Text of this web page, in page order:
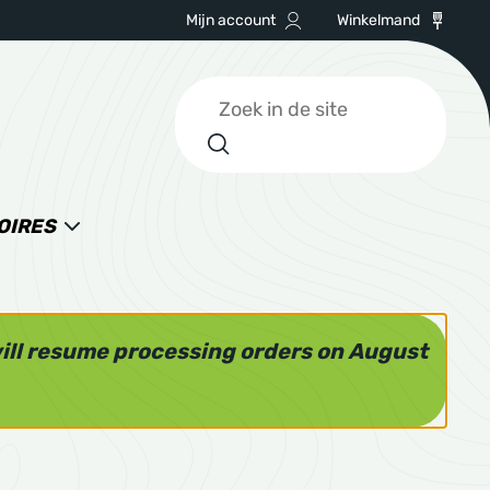
Mijn account Winkelmand
Zoeken
resume processing orders on August